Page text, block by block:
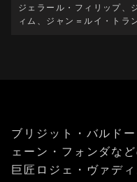
ジェラール・フィリップ、
ィム、ジャン＝ルイ・トラ
ブリジット・バルド
ェーン・フォンダな
巨匠ロジェ・ヴァデ